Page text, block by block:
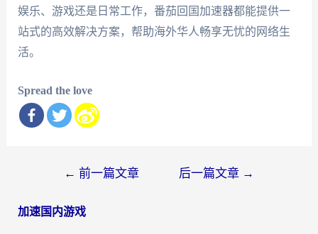
娱乐、游戏还是日常工作，番茄回国加速器都能提供一
站式的高效解决方案，帮助海外华人畅享无忧的网络生
活。
Spread the love
导
← 前一篇文章 后一篇文章 →
加速国内游戏